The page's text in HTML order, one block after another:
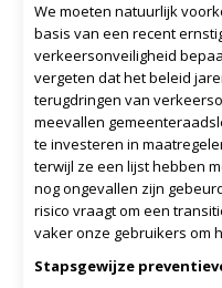
We moeten natuurlijk
basis van een recent
verkeersonveiligheid
vergeten dat het beleid
terugdringen van
meevallen
te investeren in
terwijl ze een lijst hebben
nog ongevallen zijn
risico vraagt om een
vaker onze gebruikers om
Stapsgewijze